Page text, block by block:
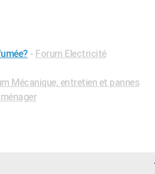
- Forum Electricité
Mécanique, entretien et pannes